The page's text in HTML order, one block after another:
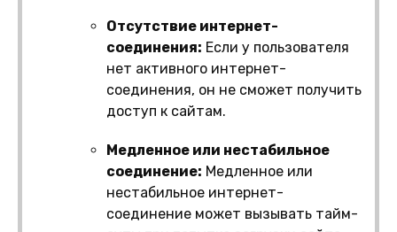
Отсутствие интернет-
соединения: Если у пользователя
нет активного интернет-
соединения, он не сможет получить
доступ к сайтам.
Медленное или нестабильное
соединение: Медленное или
нестабильное интернет-
соединение может вызывать тайм-